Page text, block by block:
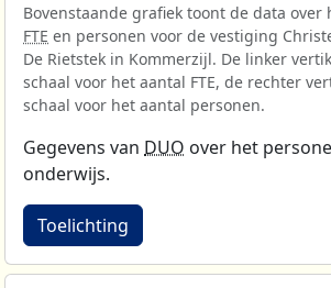
Bovenstaande grafiek toont de data over
FTE en personen voor de vestiging
De Rietstek in Kommerzijl. De linker
schaal voor het aantal FTE, de rechter
schaal voor het aantal personen.
Gegevens van DUO over het
onderwijs.
Toelichting